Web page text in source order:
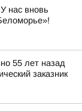
нас вновь
55 лет назад
заказник